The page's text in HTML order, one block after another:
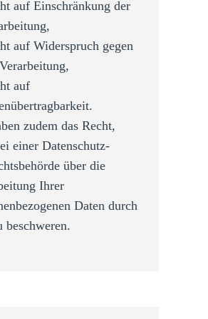
auf Einschränkung der
auf Widerspruch gegen
auf
zudem das Recht,
einer Datenschutz-
über die
Ihrer
Daten durch
beschweren.